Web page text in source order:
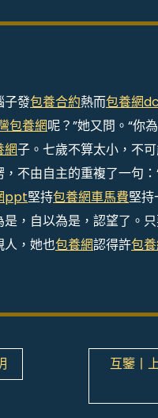
子發包養合約熱而包養網
包養網呢？”她又問。“你
網子。七歲不算太小，不
，不由自主的重複了一句
ppt堅持包養網車馬費堅持
，自以為是，認望了。
人，她也包養網認得許包
互鑒丨